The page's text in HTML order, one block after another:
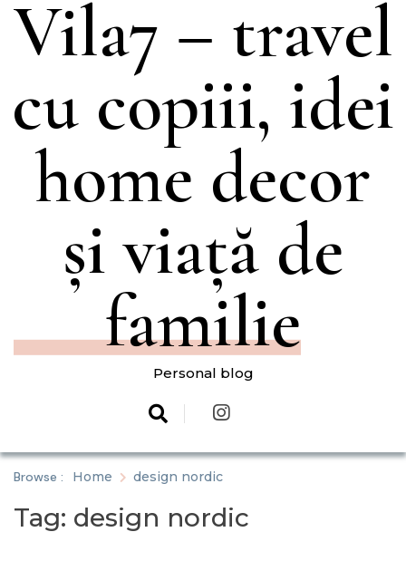
Vila7 – travel
cu copiii, idei
home decor
și viață de
familie
Personal blog
Browse : Home design nordic
Tag: design nordic